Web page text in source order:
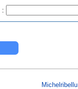
:
Michelribellu